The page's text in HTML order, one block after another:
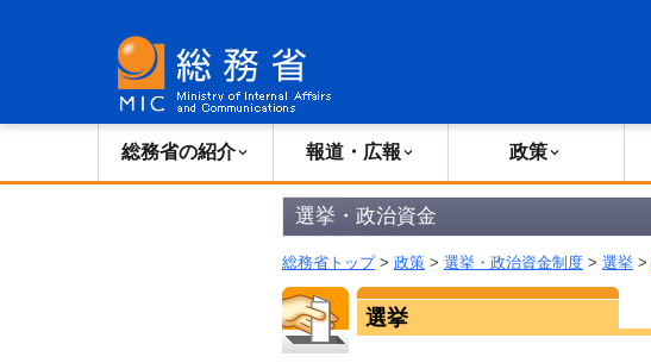
総務省の紹介 報道・広報 政策
選挙・政治資金
総務省トップ> 政策 > 選挙・政治資金制度 > 選挙 >
選挙